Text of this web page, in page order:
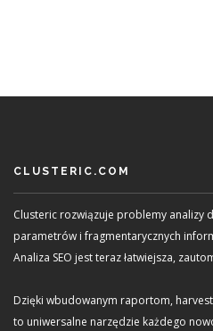
CLUSTERIC.COM
Clusteric rozwiązuje problemy analizy
parametrów i fragmentarycznych
Analiza SEO jest teraz łatwiejsza,
Dzięki wbudowanym raportom,
to uniwersalne narzędzie każdego